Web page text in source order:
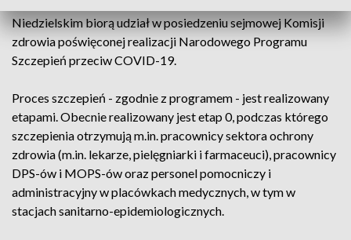
Niedzielskim biorą udział w posiedzeniu sejmowej Komisji
zdrowia poświęconej realizacji Narodowego Programu
Szczepień przeciw COVID-19.
Proces szczepień - zgodnie z programem - jest realizowany
etapami. Obecnie realizowany jest etap 0, podczas którego
szczepienia otrzymują m.in. pracownicy sektora ochrony
zdrowia (m.in. lekarze, pielęgniarki i farmaceuci), pracownicy
DPS-ów i MOPS-ów oraz personel pomocniczy i
administracyjny w placówkach medycznych, w tym w
stacjach sanitarno-epidemiologicznych.